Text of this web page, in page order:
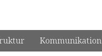
Kommunikation